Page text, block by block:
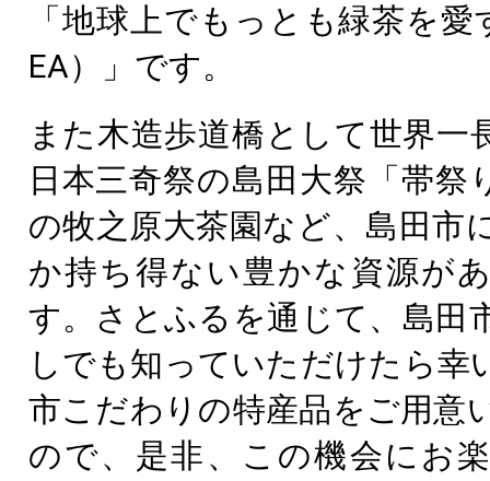
「地球上でもっとも緑茶を愛
EA）」です。
また木造歩道橋として世界一
日本三奇祭の島田大祭「帯祭
の牧之原大茶園など、島田市
か持ち得ない豊かな資源が
す。さとふるを通じて、島田
しでも知っていただけたら幸
市こだわりの特産品をご用意
ので、是非、この機会にお